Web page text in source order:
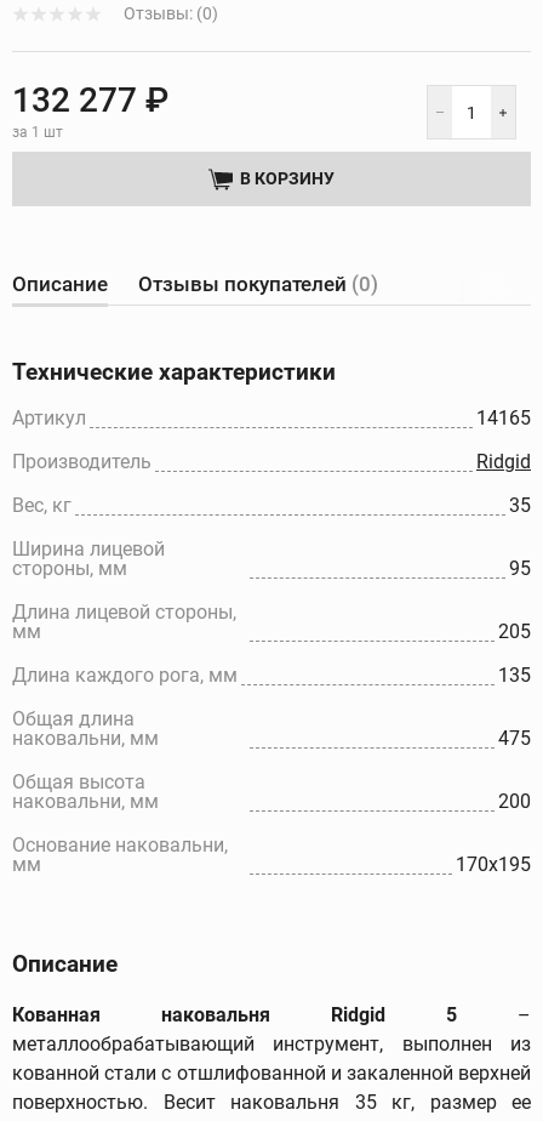
Отзывы: (0)
132 277 ₽
за 1 шт
В КОРЗИНУ
Описание Отзывы покупателей (0)
Технические характеристики
Артикул
14165
Производитель
Ridgid
Вес, кг
35
Ширина лицевой
стороны, мм
95
Длина лицевой стороны,
мм
205
Длина каждого рога, мм
135
Общая длина
наковальни, мм
475
Общая высота
наковальни, мм
200
Основание наковальни,
мм
170x195
Описание
Кованная наковальня Ridgid 5 –
металлообрабатывающий инструмент, выполнен из
кованной стали с отшлифованной и закаленной верхней
поверхностью. Весит наковальня 35 кг, размер ее